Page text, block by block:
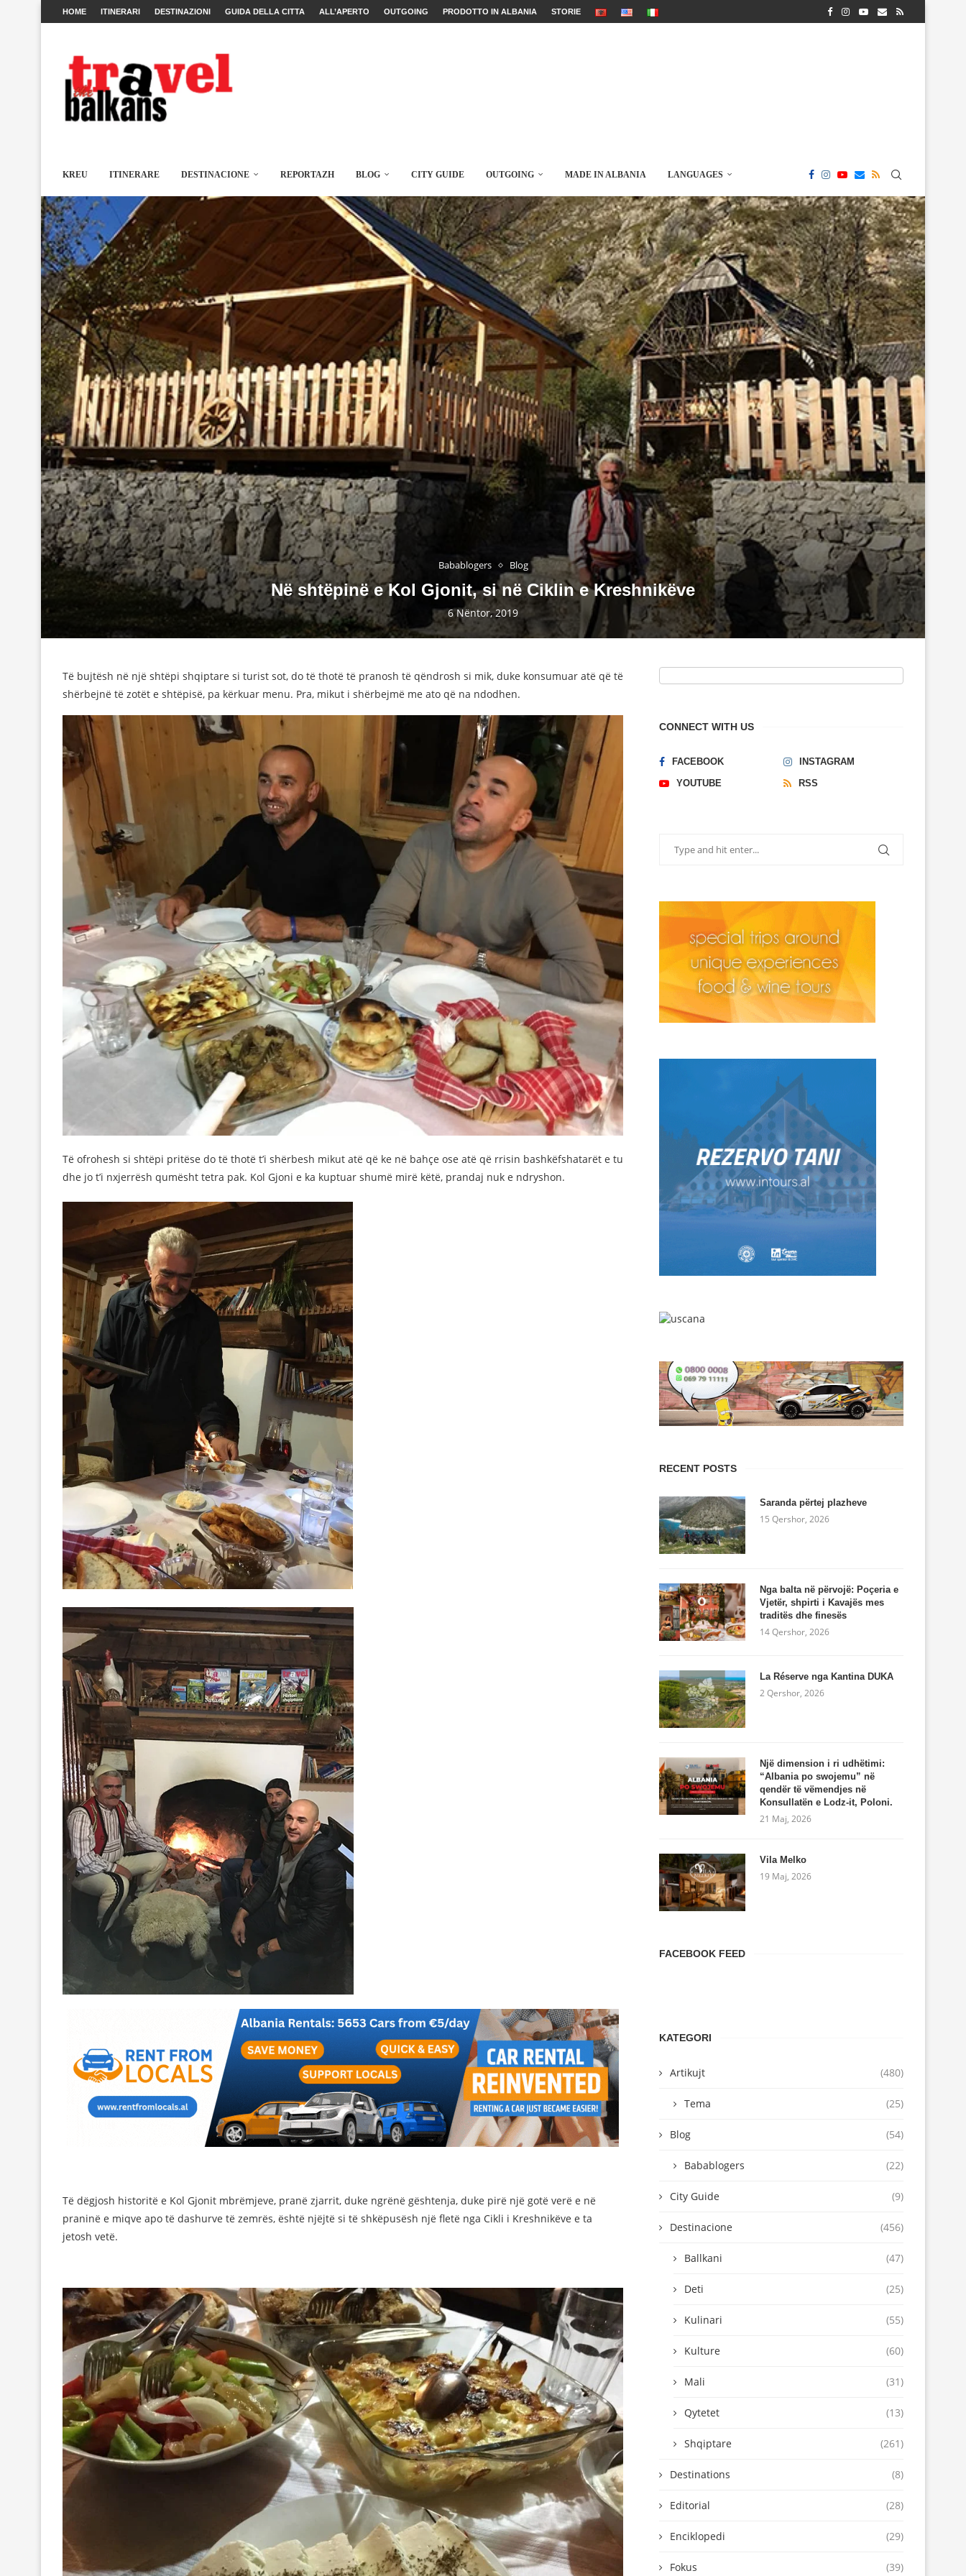
HOME ITINERARI DESTINAZIONI GUIDA DELLA CITTA ALL’APERTO OUTGOING PRODOTTO IN ALBANIA STORIE
KREU ITINERARE DESTINACIONE REPORTAZH BLOG CITY GUIDE OUTGOING MADE IN ALBANIA LANGUAGES
Babablogers Blog
Në shtëpinë e Kol Gjonit, si në Ciklin e Kreshnikëve
6 Nëntor, 2019
Të bujtësh në një shtëpi shqiptare si turist sot, do të thotë të pranosh të qëndrosh si mik, duke konsumuar atë që të
shërbejnë të zotët e shtëpisë, pa kërkuar menu. Pra, mikut i shërbejmë me ato që na ndodhen.
Të ofrohesh si shtëpi pritëse do të thotë t’i shërbesh mikut atë që ke në bahçe ose atë që rrisin bashkëfshatarët e tu
dhe jo t’i nxjerrësh qumësht tetra pak. Kol Gjoni e ka kuptuar shumë mirë këtë, prandaj nuk e ndryshon.
Të dëgjosh historitë e Kol Gjonit mbrëmjeve, pranë zjarrit, duke ngrënë gështenja, duke pirë një gotë verë e në
praninë e miqve apo të dashurve të zemrës, është njëjtë si të shkëpusësh një fletë nga Cikli i Kreshnikëve e ta
jetosh vetë.
CONNECT WITH US
FACEBOOK
INSTAGRAM
YOUTUBE
RSS
RECENT POSTS
Saranda përtej plazheve
15 Qershor, 2026
Nga balta në përvojë: Poçeria e
Vjetër, shpirti i Kavajës mes
traditës dhe finesës
14 Qershor, 2026
La Réserve nga Kantina DUKA
2 Qershor, 2026
Një dimension i ri udhëtimi:
“Albania po swojemu” në
qendër të vëmendjes në
Konsullatën e Lodz-it, Poloni.
21 Maj, 2026
Vila Melko
19 Maj, 2026
FACEBOOK FEED
KATEGORI
Artikujt (480)
Tema (25)
Blog (54)
Babablogers (22)
City Guide (9)
Destinacione (456)
Ballkani (47)
Deti (25)
Kulinari (55)
Kulture (60)
Mali (31)
Qytetet (13)
Shqiptare (261)
Destinations (8)
Editorial (28)
Enciklopedi (29)
Fokus (39)